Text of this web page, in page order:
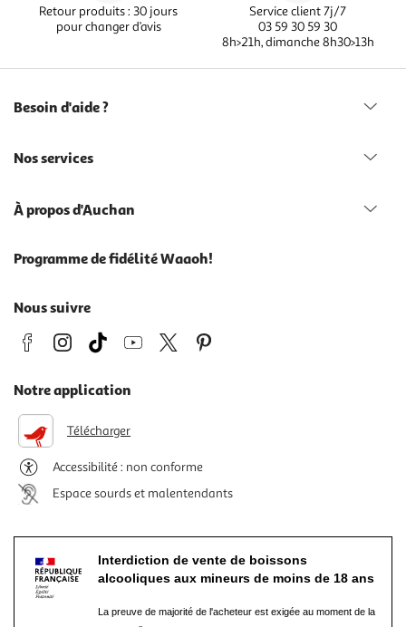
Retour produits : 30 jours
pour changer d’avis
Service client 7j/7
03 59 30 59 30
8h>21h, dimanche 8h30>13h
Besoin d'aide ?
Nos services
À propos d'Auchan
Programme de fidélité Waaoh!
Nous suivre
Notre application
Télécharger
Accessibilité : non conforme
Espace sourds et malentendants
Interdiction de vente de boissons
alcooliques aux mineurs de moins de 18 ans
La preuve de majorité de l'acheteur est exigée au moment de la